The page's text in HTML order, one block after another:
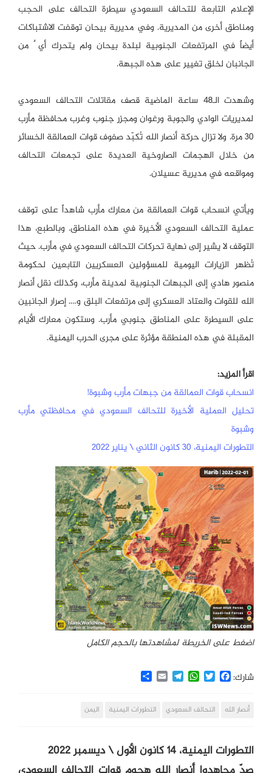
الإعلام التابعة للتحالف السعودي سيطرة التحالف على الحجب
ومناطق أخرى من المديرية. وفي مديرية بيحان توقفت الاشتباكات
أيضاً في المرتفعات الجنوبية لبلدة بيحان ولم يتحرك أي ٌ من
الجانبان لخلق تغيير على هذه الجبهة.
وشهدت الـ48 ساعة الماضية قصف مقاتلات التحالف السعودي
لمديريات الوادي والجوبة ورغوان ومجزر جنوب وغرب محافظة مأرب
30 مرة. ولا تزال حركة أنصار الله تُكبّد صفوف قوات العمالقة الخسائر
من خلال الهجمات الصاروخية العديدة على تجمعات التحالف
ومواقعه في مديرية عسيلان.
ويأتي انسحاب قوات العمالقة من معارك مأرب شاهداً على توقف
عملية التحالف السعودي الأخيرة في هذه المناطق. وبالطبع، هذا
التوقف لا يشير إلى نهاية تحركات التحالف السعودي في مأرب. حيث
تُظهر الزيارات اليومية للمسؤولين العسكريين التابعين لحكومة
منصور هادي إلى الجبهات الجنوبية لمدينة مأرب، وكذلك نقل أنصار
الله للقوات والعتاد العسكري إلى مرتفعات البلق و…. إصرار الجانبين
على السيطرة على المناطق جنوبي مأرب. وستكون معارك الأيام
المقبلة في هذه المنطقة مؤثرة على مجرى الحرب اليمنية.
اقرأ المزيد:
انسحاب قوات العمالقة من جبهات مأرب وشبوة!
تحليل العملية الأخيرة للتحالف السعودي في محافظتي مأرب
وشبوة
التطورات اليمنية، 30 كانون الثاني \ يناير 2022
اضغط على الخريطة لمشاهدتها بالحجم الكامل
شارك: Facebook
Twitter
WhatsApp
Telegram
Email
Share
أنصار الله التحالف السعودي التطورات اليمنية اليمن
التطورات اليمنية، 14 كانون الأول \ ديسمبر 2022